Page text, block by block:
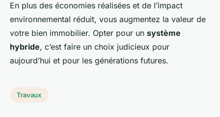
En plus des économies réalisées et de l’impact
environnemental réduit, vous augmentez la valeur de
votre bien immobilier. Opter pour un système
hybride, c’est faire un choix judicieux pour
aujourd’hui et pour les générations futures.
Travaux